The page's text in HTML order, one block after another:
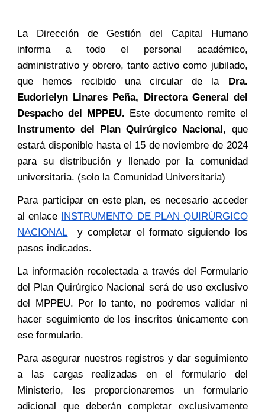
La Dirección de Gestión del Capital Humano
informa a todo el personal académico,
administrativo y obrero, tanto activo como jubilado,
que hemos recibido una circular de la Dra.
Eudorielyn Linares Peña, Directora General del
Despacho del MPPEU. Este documento remite el
Instrumento del Plan Quirúrgico Nacional, que
estará disponible hasta el 15 de noviembre de 2024
para su distribución y llenado por la comunidad
universitaria. (solo la Comunidad Universitaria)
Para participar en este plan, es necesario acceder
al enlace INSTRUMENTO DE PLAN QUIRÚRGICO
NACIONAL y completar el formato siguiendo los
pasos indicados.
La información recolectada a través del Formulario
del Plan Quirúrgico Nacional será de uso exclusivo
del MPPEU. Por lo tanto, no podremos validar ni
hacer seguimiento de los inscritos únicamente con
ese formulario.
Para asegurar nuestros registros y dar seguimiento
a las cargas realizadas en el formulario del
Ministerio, les proporcionaremos un formulario
adicional que deberán completar exclusivamente